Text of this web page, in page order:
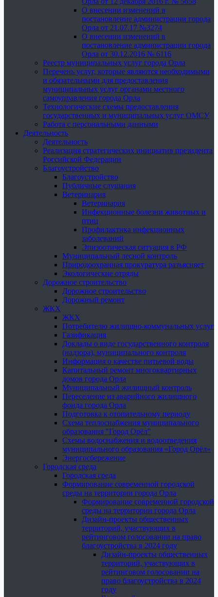
О внесении изменений в
постановление администрации города
Орла от 21.07.17 №3274
О внесении изменений в
постановление администрации города
Орла от 30.12.2016 № 6116
Реестр муниципальных услуг города Орла
Перечень услуг, которые являются необходимыми
и обязательными для предоставления
муниципальных услуг органами местного
самоуправления города Орла
Технологические схемы предоставления
государственных и муниципальных услуг ОМСУ
Работа с персональными данными
Деятельность
Деятельность
Реализация стратегических инициатив президента
Российской Федерации
Благоустройство
Благоустройство
Публичные слушания
Ветеринария
Ветеринария
Инфекционные болезни животных и
птиц
Профилактика инфекционных
заболеваний
Эпизоотическая ситуация в РФ
Муниципальный лесной контроль
Природоохранная прокуратура разъясняет
Экологические отряды
Дорожное строительство
Дорожное строительство
Дорожный ремонт
ЖКХ
ЖКХ
Потребителю жилищно-коммунальных услуг
Газификация
Доклады о виде государственного контроля
(надзора), муниципального контроля
Информация о качестве питьевой воды
Капитальный ремонт многоквартирных
домов города Орла
Муниципальный жилищный контроль
Переселение из аварийного жилищного
фонда города Орла
Подготовка к отопительному периоду
Схема теплоснабжения муниципального
образования "Город Орёл"
Схемы водоснабжения и водоотведения
муниципального образования «Город Орёл»
Энергосбережение
Городская среда
Городская среда
Формирование современной городской
среды на территории города Орла
Формирование современной городской
среды на территории города Орла
Дизайн-проекты общественных
территорий, участвующих в
рейтинговом голосовании на право
благоустройства в 2024 году
Дизайн-проекты общественных
территорий, участвующих в
рейтинговом голосовании на
право благоустройства в 2024
году